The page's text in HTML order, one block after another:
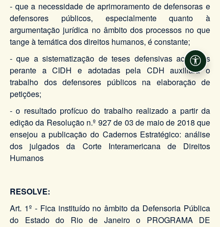
- que a necessidade de aprimoramento de defensoras e
defensores públicos, especialmente quanto à
argumentação jurídica no âmbito dos processos no que
tange à temática dos direitos humanos, é constante;
- que a sistematização de teses defensivas acolhidas
perante a CIDH e adotadas pela CDH auxiliará o
trabalho dos defensores públicos na elaboração de
petições;
- o resultado profícuo do trabalho realizado a partir da
edição da Resolução n.º 927 de 03 de maio de 2018 que
ensejou a publicação do Cadernos Estratégico: análise
dos julgados da Corte Interamericana de Direitos
Humanos
RESOLVE:
Art. 1º - Fica instituído no âmbito da Defensoria Pública
do Estado do Rio de Janeiro o PROGRAMA DE